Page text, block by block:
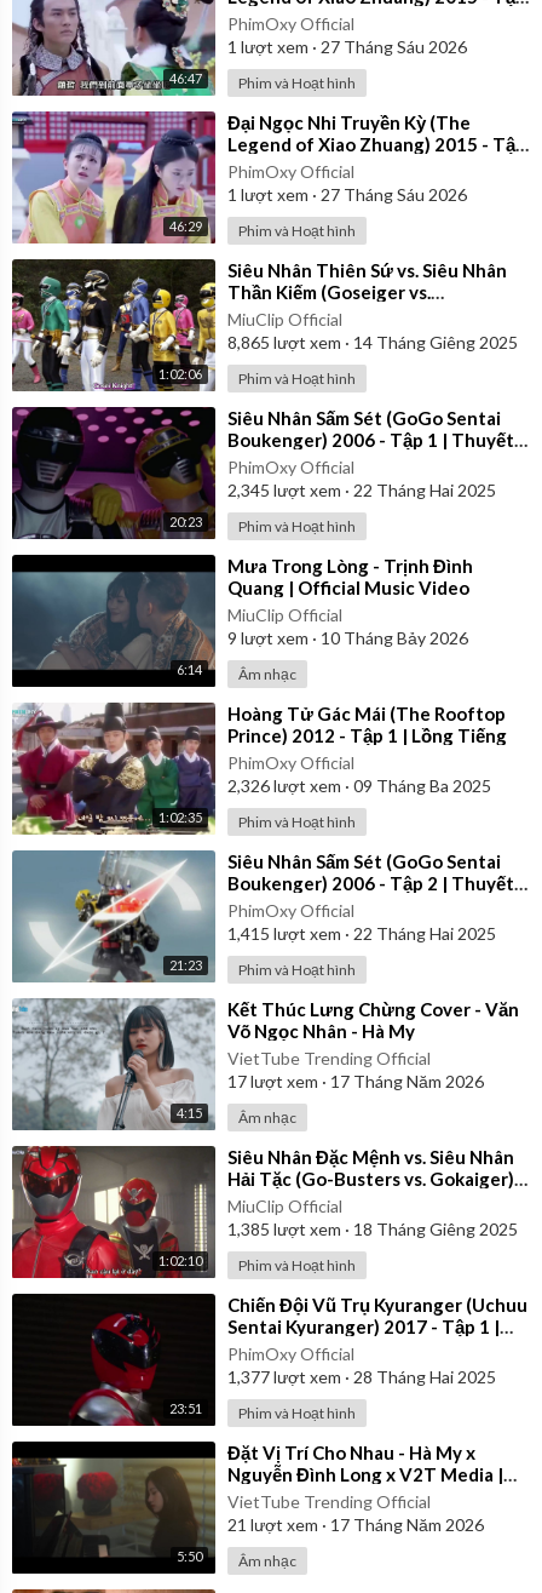
46:47
27 | Lồng Tiếng
PhimOxy Official
1 lượt xem · 27 Tháng Sáu 2026
Phim và Hoạt hình
46:29
⁣Đại Ngọc Nhi Truyền Kỳ (The
Legend of Xiao Zhuang) 2015 - Tập
30 | Lồng Tiếng
PhimOxy Official
1 lượt xem · 27 Tháng Sáu 2026
Phim và Hoạt hình
1:02:06
⁣Siêu Nhân Thiên Sứ vs. Siêu Nhân
Thần Kiếm (Goseiger vs.
Shinkenger) | Vietsub
MiuClip Official
8,865 lượt xem · 14 Tháng Giêng 2025
Phim và Hoạt hình
20:23
⁣Siêu Nhân Sấm Sét (GoGo Sentai
Boukenger) 2006 - Tập 1 | Thuyết
Minh
PhimOxy Official
2,345 lượt xem · 22 Tháng Hai 2025
Phim và Hoạt hình
6:14
⁣Mưa Trong Lòng - Trịnh Đình
Quang | Official Music Video
MiuClip Official
9 lượt xem · 10 Tháng Bảy 2026
Âm nhạc
1:02:35
⁣Hoàng Tử Gác Mái (The Rooftop
Prince) 2012 - Tập 1 | Lồng Tiếng
PhimOxy Official
2,326lượt xem · 09 Tháng Ba 2025
Phim và Hoạt hình
21:23
⁣Siêu Nhân Sấm Sét (GoGo Sentai
Boukenger) 2006 - Tập 2 | Thuyết
Minh
PhimOxy Official
1,415 lượt xem · 22 Tháng Hai 2025
Phim và Hoạt hình
4:15
⁣Kết Thúc Lưng Chừng Cover - Văn
Võ Ngọc Nhân - Hà My
VietTube Trending Official
17lượt xem · 17 Tháng Năm 2026
Âm nhạc
1:02:10
⁣Siêu Nhân Đặc Mệnh vs. Siêu Nhân
Hải Tặc (Go-Busters vs. Gokaiger) |
Vietsub
MiuClip Official
1,385 lượt xem · 18 Tháng Giêng 2025
Phim và Hoạt hình
23:51
⁣Chiến Đội Vũ Trụ Kyuranger (Uchuu
Sentai Kyuranger) 2017 - Tập 1 |
Thuyết Minh
PhimOxy Official
1,377lượt xem · 28 Tháng Hai 2025
Phim và Hoạt hình
5:50
⁣Đặt Vị Trí Cho Nhau - Hà My x
Nguyễn Đình Long x V2T Media |
Official Music Video
VietTube Trending Official
21 lượt xem · 17 Tháng Năm 2026
Âm nhạc